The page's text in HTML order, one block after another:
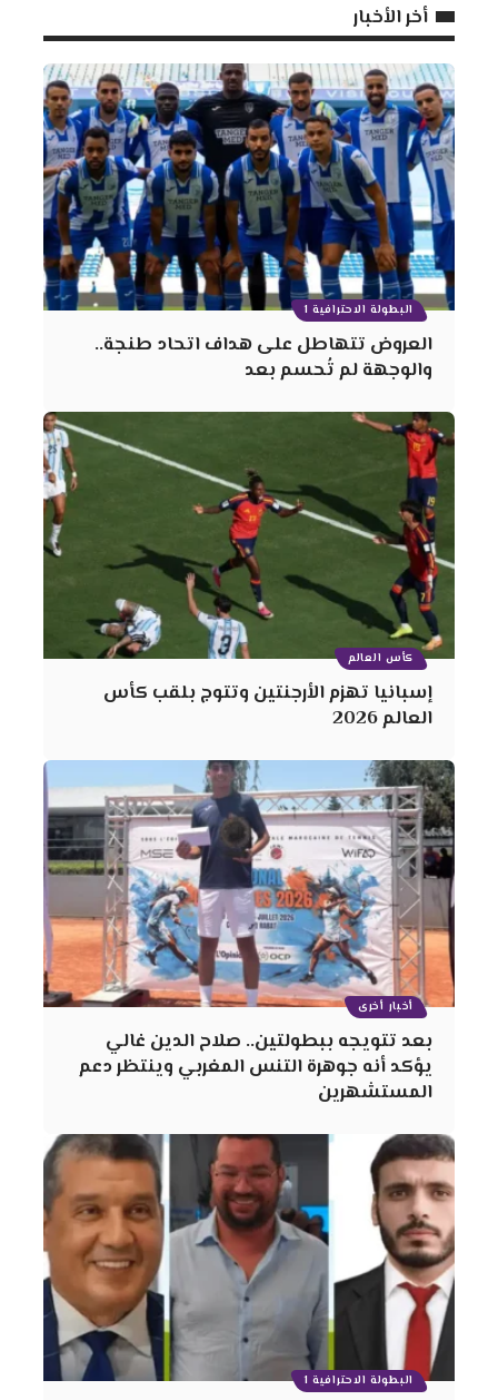
أخر الأخبار
البطولة الاحترافية 1
العروض تتهاطل على هداف اتحاد طنجة..
والوجهة لم تُحسم بعد
كأس العالم
إسبانيا تهزم الأرجنتين وتتوج بلقب كأس
العالم 2026
أخبار أخرى
بعد تتويجه ببطولتين.. صلاح الدين غالي
يؤكد أنه جوهرة التنس المغربي وينتظر دعم
المستشهرين
البطولة الاحترافية 1